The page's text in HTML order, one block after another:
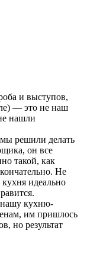
и выступов,
— это не наш
нашли
решили делать
он все
такой, как
Не
идеально
нашу кухню-
им пришлось
но результат